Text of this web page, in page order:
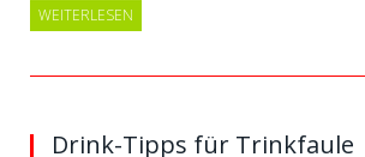
WEITERLESEN
Drink-Tipps für Trinkfaule